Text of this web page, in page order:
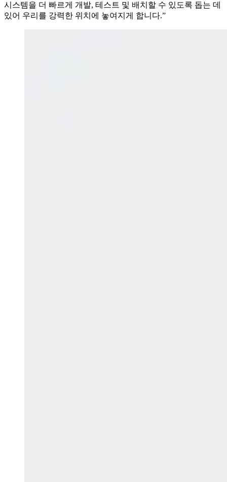
시스템을 더 빠르게 개발, 테스트 및 배치할 수 있도록 돕는 데
있어 우리를 강력한 위치에 놓여지게 합니다.”